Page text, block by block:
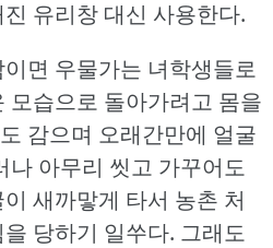
유리창 대신 사용한다.
면 우물가는 녀학생들로
모습으로 돌아가려고 몸을
감으며 오래간만에 얼굴
나 아무리 씻고 가꾸어도
새까맣게 타서 농촌 처
당하기 일쑤다. 그래도